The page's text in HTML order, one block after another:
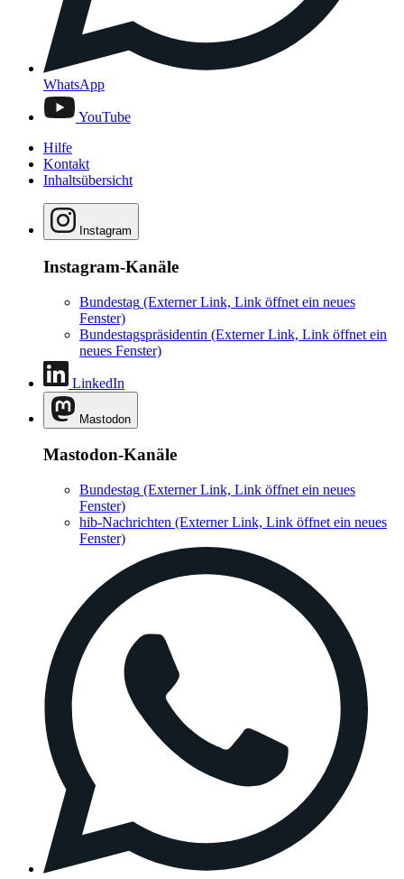
WhatsApp
YouTube
Hilfe
Kontakt
Inhaltsübersicht
Instagram
Instagram-Kanäle
Bundestag (Externer Link, Link öffnet ein neues
Fenster)
Bundestagspräsidentin (Externer Link, Link öffnet ein
neues Fenster)
LinkedIn
Mastodon
Mastodon-Kanäle
Bundestag (Externer Link, Link öffnet ein neues
Fenster)
hib-Nachrichten (Externer Link, Link öffnet ein neues
Fenster)